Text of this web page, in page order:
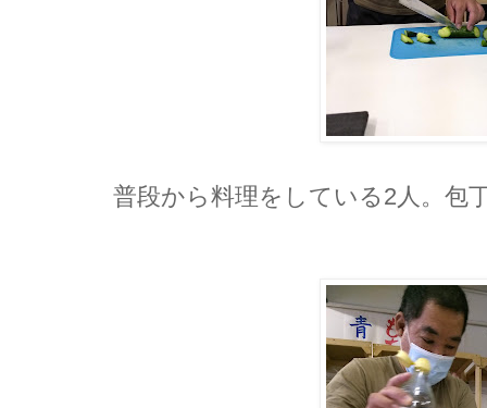
普段から料理をしている2人。包